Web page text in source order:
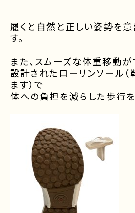
履くと自然と正しい姿勢を意
す。
また、スムーズな体重移動が
設計されたローリンソール（
ます）で
体への負担を減らした歩行を